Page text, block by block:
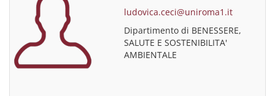
ludovica.ceci@uniroma1.it
Dipartimento di BENESSERE,
SALUTE E SOSTENIBILITA'
AMBIENTALE